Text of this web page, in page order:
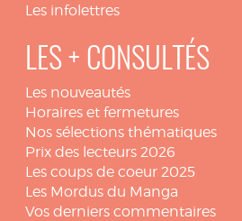
Les infolettres
LES + CONSULTÉS
Les nouveautés
Horaires et fermetures
Nos sélections thématiques
Prix des lecteurs 2026
Les coups de coeur 2025
Les Mordus du Manga
Vos derniers commentaires